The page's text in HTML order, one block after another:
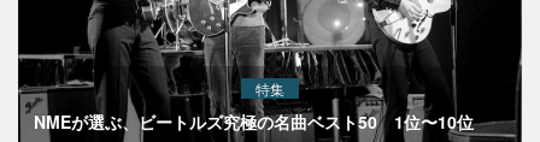
特集
NMEが選ぶ、ビートルズ究極の名曲ベスト50 1位〜10位